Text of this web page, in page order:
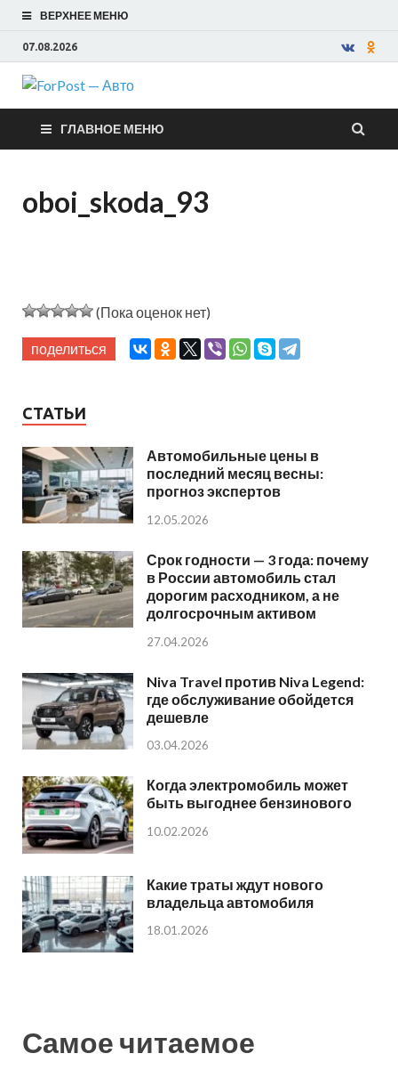
ВЕРХНЕЕ МЕНЮ
07.08.2026
ForPost —
Авто
ГЛАВНОЕ МЕНЮ
oboi_skoda_93
(Пока оценок нет)
поделиться
СТАТЬИ
Автомобильные цены в
последний месяц весны:
прогноз экспертов
12.05.2026
Срок годности — 3 года: почему
в России автомобиль стал
дорогим расходником, а не
долгосрочным активом
27.04.2026
Niva Travel против Niva Legend:
где обслуживание обойдется
дешевле
03.04.2026
Когда электромобиль может
быть выгоднее бензинового
10.02.2026
Какие траты ждут нового
владельца автомобиля
18.01.2026
Самое читаемое